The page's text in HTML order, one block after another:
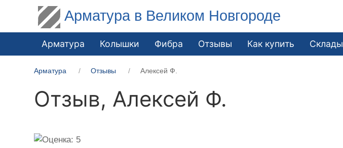
Арматура в Великом Новгороде
Арматура Колышки Фибра Отзывы Как купить Склады
Арматура Отзывы Алексей Ф.
Отзыв, Алексей Ф.